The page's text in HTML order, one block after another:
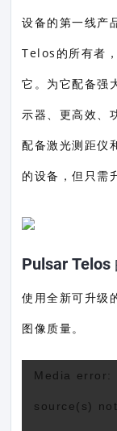
设备的第一线产
Telos的所有者
它。为它配备强
示器、更高效、
配备激光测距仪
的设备，但只需
Pulsar Telos
使用全新可升
图像质量。
Media error:
source(s)